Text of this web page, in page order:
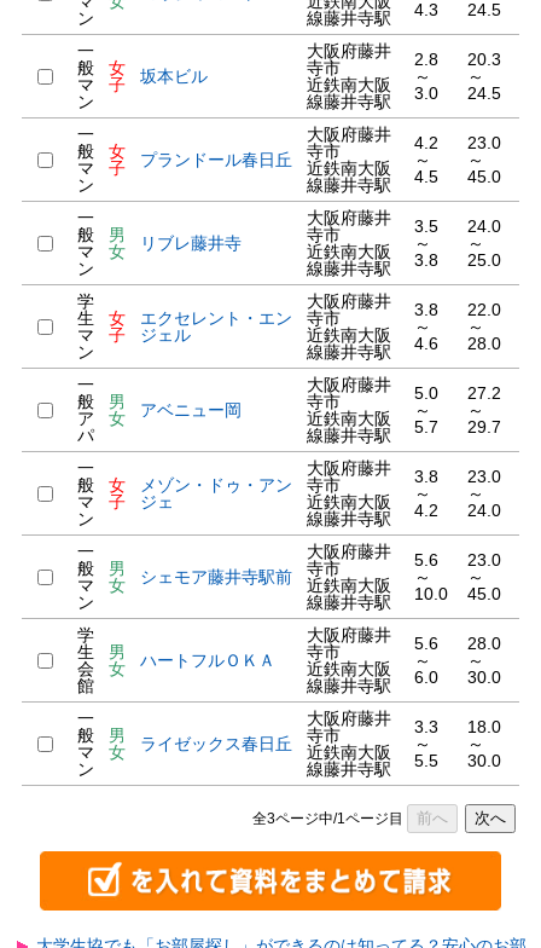
ン
線藤井寺駅
4.3
24.5
一
般
マ
ン
女
子
坂本ビル
大阪府藤井
寺市
近鉄南大阪
線藤井寺駅
2.8
～
3.0
20.3
～
24.5
一
般
マ
ン
女
子
プランドール春日丘
大阪府藤井
寺市
近鉄南大阪
線藤井寺駅
4.2
～
4.5
23.0
～
45.0
一
般
マ
ン
男
女
リブレ藤井寺
大阪府藤井
寺市
近鉄南大阪
線藤井寺駅
3.5
～
3.8
24.0
～
25.0
学
生
マ
ン
女
子
エクセレント・エン
ジェル
大阪府藤井
寺市
近鉄南大阪
線藤井寺駅
3.8
～
4.6
22.0
～
28.0
一
般
ア
パ
男
女
アベニュー岡
大阪府藤井
寺市
近鉄南大阪
線藤井寺駅
5.0
～
5.7
27.2
～
29.7
一
般
マ
ン
女
子
メゾン・ドゥ・アン
ジェ
大阪府藤井
寺市
近鉄南大阪
線藤井寺駅
3.8
～
4.2
23.0
～
24.0
一
般
マ
ン
男
女
シェモア藤井寺駅前
大阪府藤井
寺市
近鉄南大阪
線藤井寺駅
5.6
～
10.0
23.0
～
45.0
学
生
会
館
男
女
ハートフルＯＫＡ
大阪府藤井
寺市
近鉄南大阪
線藤井寺駅
5.6
～
6.0
28.0
～
30.0
一
般
マ
ン
男
女
ライゼックス春日丘
大阪府藤井
寺市
近鉄南大阪
線藤井寺駅
3.3
～
5.5
18.0
～
30.0
全3ページ中/1ページ目 前へ 次へ